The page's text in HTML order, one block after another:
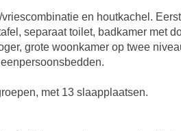
en houtkachel.
separaat toilet, badkamer met
grote woonkamer op twee
met 13 slaapplaatsen.